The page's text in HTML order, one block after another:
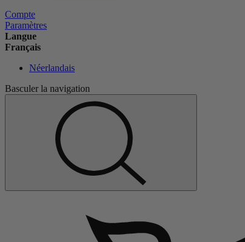
Compte
Paramètres
Langue
Français
Néerlandais
Basculer la navigation